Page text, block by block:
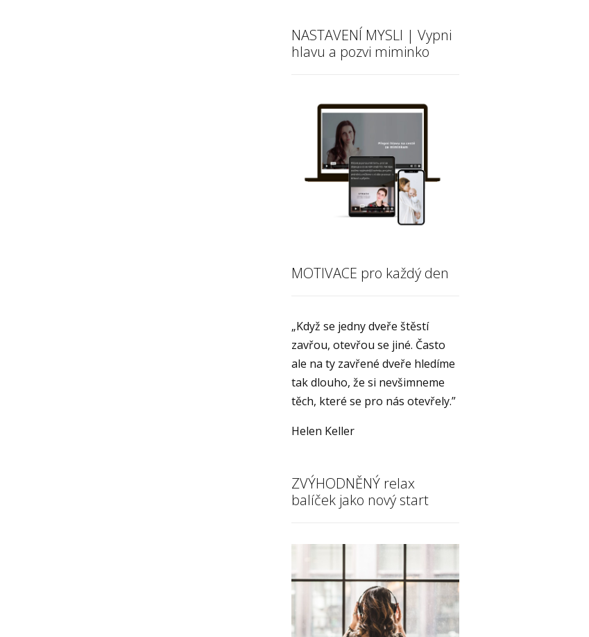
NASTAVENÍ MYSLI | Vypni
hlavu a pozvi miminko
MOTIVACE pro každý den
„Když se jedny dveře štěstí
zavřou, otevřou se jiné. Často
ale na ty zavřené dveře hledíme
tak dlouho, že si nevšimneme
těch, které se pro nás otevřely.”
Helen Keller
ZVÝHODNĚNÝ relax
balíček jako nový start